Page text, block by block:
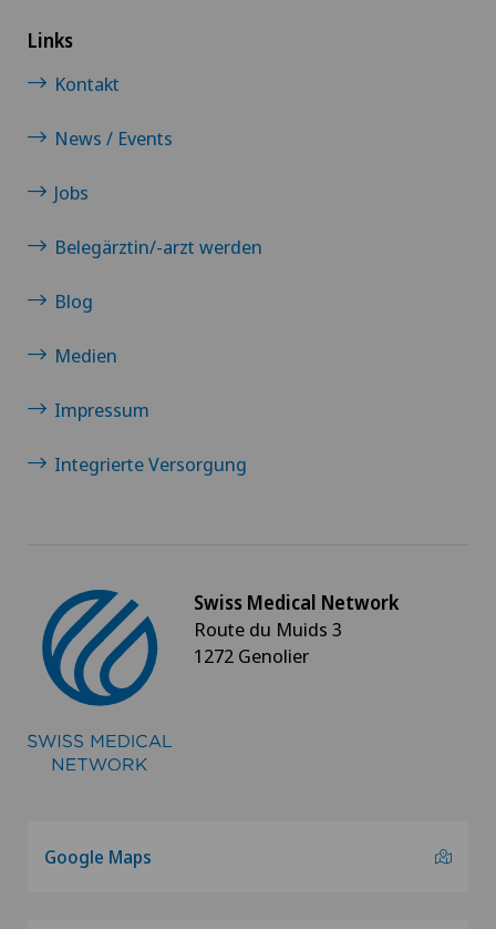
Links
Kontakt
News / Events
Jobs
Belegärztin/-arzt werden
Blog
Medien
Impressum
Integrierte Versorgung
Swiss Medical Network
Route du Muids 3
1272 Genolier
Google Maps